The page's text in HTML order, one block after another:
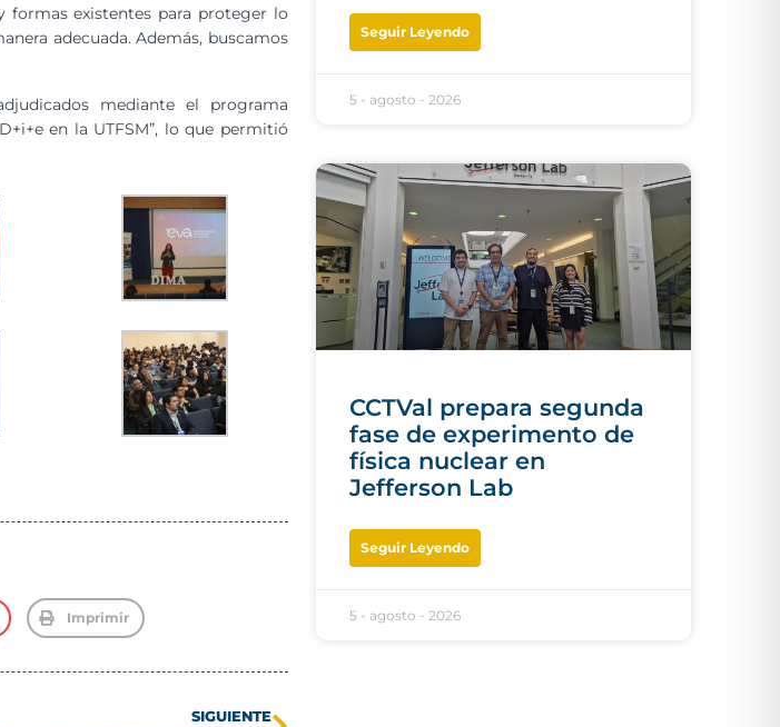
formas existentes para proteger lo
adecuada. Además, buscamos
mediante el programa
en la UTFSM”, lo que permitió
Imprimir
SIGUIENTE
Seguir Leyendo
5 - agosto - 2026
CCTVal prepara segunda
fase de experimento de
física nuclear en
Jefferson Lab
Seguir Leyendo
5 - agosto - 2026